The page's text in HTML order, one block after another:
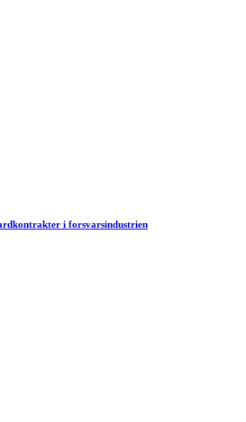
i forsvarsindustrien